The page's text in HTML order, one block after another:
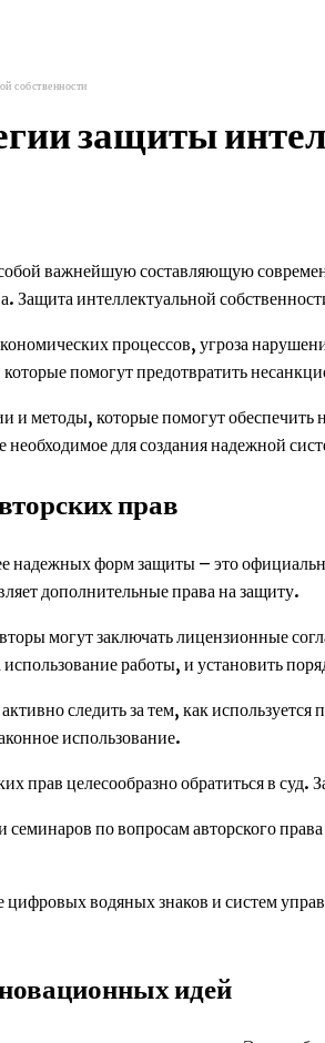
собственности
защиты
важнейшую составляющую
интеллектуальной
процессов, угроза
помогут предотвратить
и методы, которые помогут
необходимое для создания надежной
прав
надежных форм защиты – это
дополнительные права на защиту.
могут заключать лицензионные
работы, и установить
следить за тем, как
использование.
прав целесообразно обратиться в
по вопросам авторского
цифровых водяных знаков и систем
идей